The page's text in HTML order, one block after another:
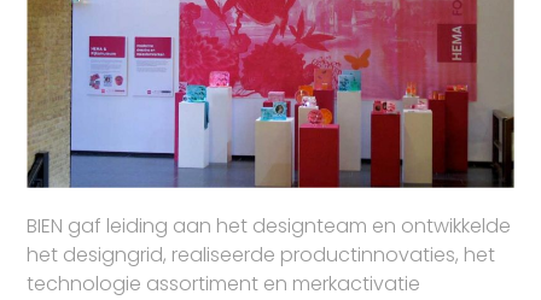
BIEN gaf leiding aan het designteam en ontwikkelde
het designgrid, realiseerde productinnovaties, het
technologie assortiment en merkactivatie